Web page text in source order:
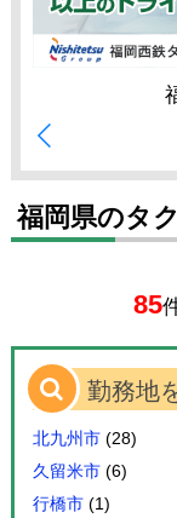
福岡県のタ
85
勤務地
北九州市 (28)
久留米市 (6)
行橋市 (1)